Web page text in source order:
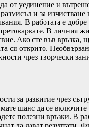
от уединение и
и за изчистване
В работата е добре
В личния
Ако сте във връзка,
си открито.
чрез творчески
за развитие чрез
шанс да се
полезни връзки. В